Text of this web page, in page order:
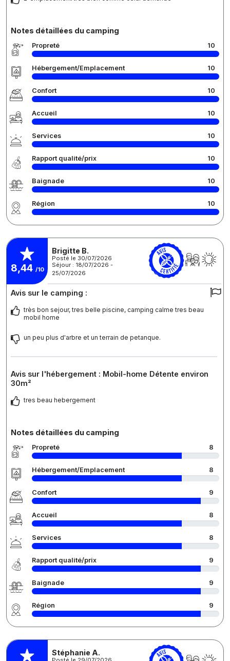
Notes détaillées du camping
Propreté 10
Hébergement/Emplacement 10
Confort 10
Accueil 10
Services 10
Rapport qualité/prix 10
Baignade 10
Région 10
8,44 /10
Brigitte B.
Posté le 30/07/2026
Séjour : 18/07/2026 -
25/07/2026
Avis sur le camping :
très bon sejour, tres belle piscine, camping calme tres beau
mobil home
un peu plus d'arbre et un terrain de petanque.
Avis sur l'hébergement : Mobil-home Détente environ
30m²
tres beau hebergement
Notes détaillées du camping
Propreté 8
Hébergement/Emplacement 8
Confort 9
Accueil 8
Services 8
Rapport qualité/prix 9
Baignade 9
Région 9
Stéphanie A.